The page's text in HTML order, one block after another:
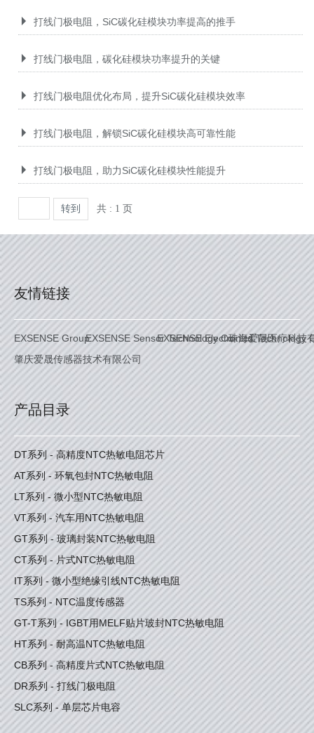
打线门极电阻，SiC碳化硅模块功率提高的推手
打线门极电阻，碳化硅模块功率提升的关键
打线门极电阻优化布局，提升SiC碳化硅模块效率
打线门极电阻，解锁SiC碳化硅模块高可靠性能
打线门极电阻，助力SiC碳化硅模块性能提升
转到 共 : 1 页
友情链接
EXSENSE GroupEXSENSE Sensor Technology Co. Ltd.
EXSENSE Electronics Technology
珠海爱晟医疗科技
肇庆爱晟传感器技术有限公司
产品目录
DT系列 - 高精度NTC热敏电阻芯片
AT系列 - 环氧包封NTC热敏电阻
LT系列 - 微小型NTC热敏电阻
VT系列 - 汽车用NTC热敏电阻
GT系列 - 玻璃封装NTC热敏电阻
CT系列 - 片式NTC热敏电阻
IT系列 - 微小型绝缘引线NTC热敏电阻
TS系列 - NTC温度传感器
GT-T系列 - IGBT用MELF贴片玻封NTC热敏电阻
HT系列 - 耐高温NTC热敏电阻
CB系列 - 高精度片式NTC热敏电阻
DR系列 - 打线门极电阻
SLC系列 - 单层芯片电容